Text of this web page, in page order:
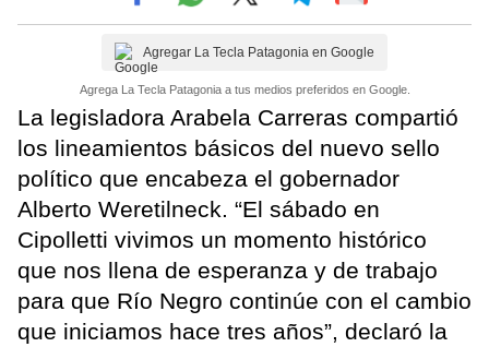
Agregar La Tecla Patagonia en Google
Agrega La Tecla Patagonia a tus medios preferidos en Google.
La legisladora Arabela Carreras compartió
los lineamientos básicos del nuevo sello
político que encabeza el gobernador
Alberto Weretilneck. “El sábado en
Cipolletti vivimos un momento histórico
que nos llena de esperanza y de trabajo
para que Río Negro continúe con el cambio
que iniciamos hace tres años”, declaró la